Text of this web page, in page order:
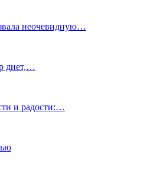
неочевидную…
диет,…
и радости:…